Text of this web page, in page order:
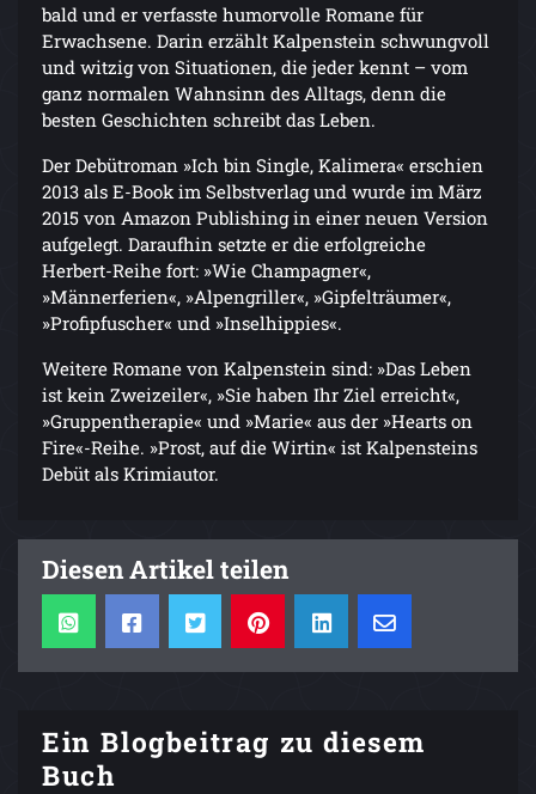
bald und er verfasste humorvolle Romane für
Erwachsene. Darin erzählt Kalpenstein schwungvoll
und witzig von Situationen, die jeder kennt – vom
ganz normalen Wahnsinn des Alltags, denn die
besten Geschichten schreibt das Leben.
Der Debütroman »Ich bin Single, Kalimera« erschien
2013 als E-Book im Selbstverlag und wurde im März
2015 von Amazon Publishing in einer neuen Version
aufgelegt. Daraufhin setzte er die erfolgreiche
Herbert-Reihe fort: »Wie Champagner«,
»Männerferien«, »Alpengriller«, »Gipfelträumer«,
»Profipfuscher« und »Inselhippies«.
Weitere Romane von Kalpenstein sind: »Das Leben
ist kein Zweizeiler«, »Sie haben Ihr Ziel erreicht«,
»Gruppentherapie« und »Marie« aus der »Hearts on
Fire«-Reihe. »Prost, auf die Wirtin« ist Kalpensteins
Debüt als Krimiautor.
Diesen Artikel teilen
Ein Blogbeitrag zu diesem
Buch